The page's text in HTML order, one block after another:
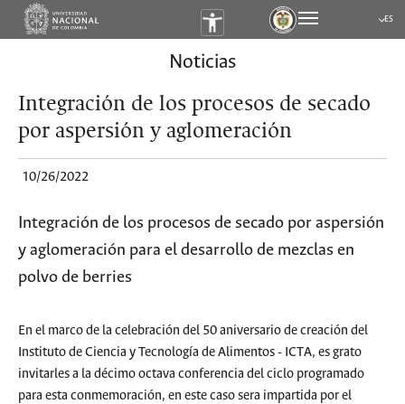
ES
Noticias
Integración de los procesos de secado
por aspersión y aglomeración
10/26/2022
Integración de los procesos de secado por aspersión
y aglomeración para el desarrollo de mezclas en
polvo de berries
En el marco de la celebración del 50 aniversario de creación del
Instituto de Ciencia y Tecnología de Alimentos - ICTA, es grato
invitarles a la décimo octava conferencia del ciclo programado
para esta conmemoración, en este caso sera impartida por el